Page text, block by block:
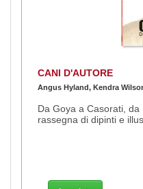
CANI D'AUTORE
Angus Hyland, Kendra
Da Goya a Casorati,
rassegna di dipinti e